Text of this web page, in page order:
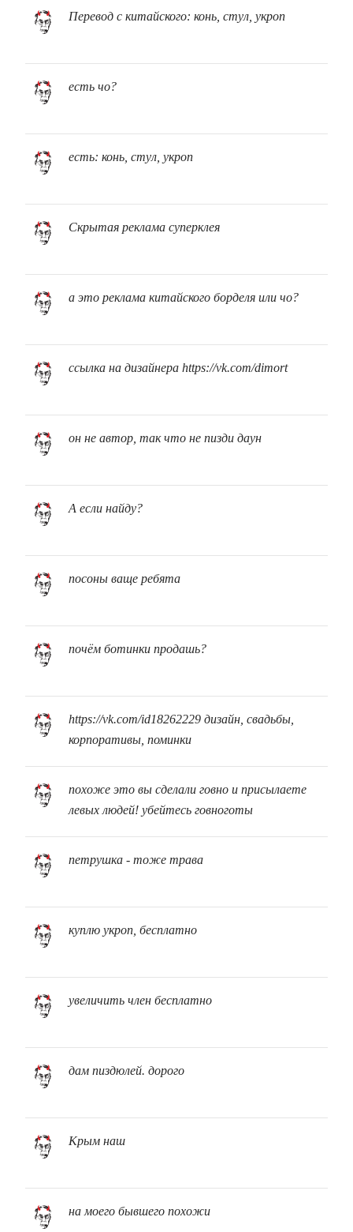
Перевод с китайского: конь, стул, укроп
есть чо?
есть: конь, стул, укроп
Скрытая реклама суперклея
а это реклама китайского борделя или чо?
ссылка на дизайнера https://vk.com/dimort
он не автор, так что не пизди даун
А если найду?
посоны ваще ребята
почём ботинки продашь?
https://vk.com/id18262229 дизайн, свадьбы,
корпоративы, поминки
похоже это вы сделали говно и присылаете
левых людей! убейтесь говноготы
петрушка - тоже трава
куплю укроп, бесплатно
увеличить член бесплатно
дам пиздюлей. дорого
Крым наш
на моего бывшего похожи